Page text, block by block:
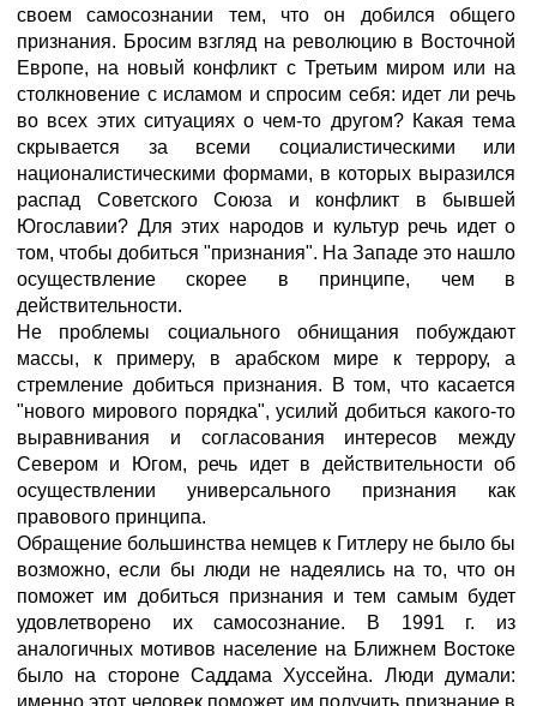
своем самосознании тем, что он добился общего
признания. Бросим взгляд на революцию в Восточной
Европе, на новый конфликт с Третьим миром или на
столкновение с исламом и спросим себя: идет ли речь
во всех этих ситуациях о чем-то другом? Какая тема
скрывается за всеми социалистическими или
националистическими формами, в которых выразился
распад Советского Союза и конфликт в бывшей
Югославии? Для этих народов и культур речь идет о
том, чтобы добиться "признания". На Западе это нашло
осуществление скорее в принципе, чем в
действительности.
Не проблемы социального обнищания побуждают
массы, к примеру, в арабском мире к террору, а
стремление добиться признания. В том, что касается
"нового мирового порядка", усилий добиться какого-то
выравнивания и согласования интересов между
Севером и Югом, речь идет в действительности об
осуществлении универсального признания как
правового принципа.
Обращение большинства немцев к Гитлеру не было бы
возможно, если бы люди не надеялись на то, что он
поможет им добиться признания и тем самым будет
удовлетворено их самосознание. В 1991 г. из
аналогичных мотивов население на Ближнем Востоке
было на стороне Саддама Хуссейна. Люди думали:
именно этот человек поможет им получить признание в